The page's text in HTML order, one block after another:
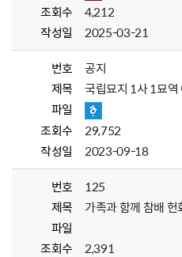
조회수
4,212
작성일
2025-03-21
번호
공지
제목
국립묘지 1사 1묘역
파일
조회수
29,752
작성일
2023-09-18
번호
125
제목
가족과 함께 참배
파일
조회수
2,391